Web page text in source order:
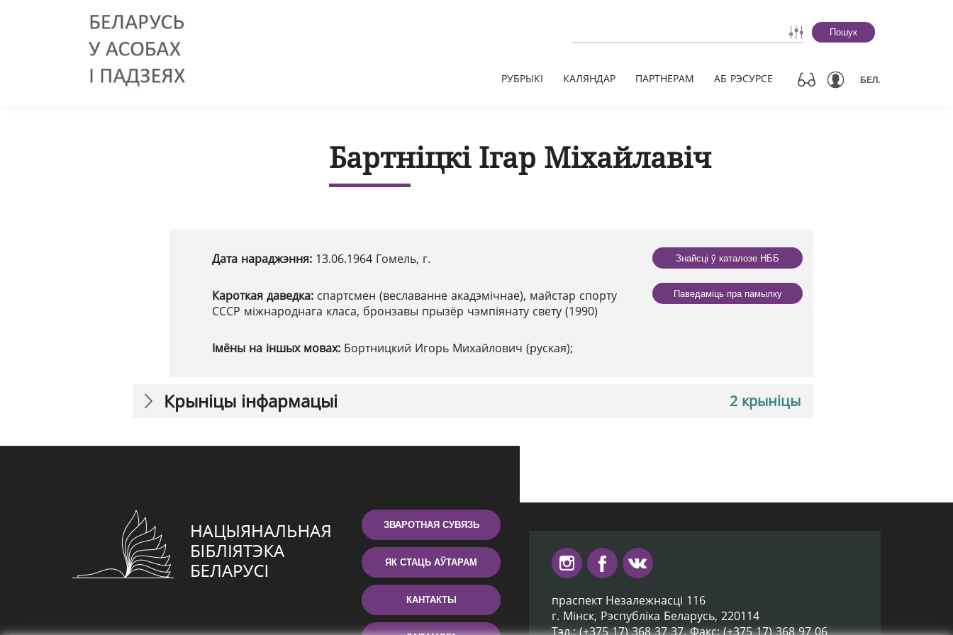
Пошук
РУБРЫКІ КАЛЯНДАР ПАРТНЁРАМ АБ РЭСУРСЕ БЕЛ.
Бартніцкі Ігар Міхайлавіч
Дата нараджэння: 13.06.1964 Гомель, г.
Кароткая даведка: спартсмен (веславанне акадэмічнае), майстар спорту
СССР міжнароднага класа, бронзавы прызёр чэмпіянату свету (1990)
Імёны на іншых мовах: Бортницкий Игорь Михайлович (руская);
Знайсці ў каталозе НББ
Паведаміць пра памылку
2 крыніцы
Крыніцы інфармацыі
ЗВАРОТНАЯ СУВЯЗЬ
ЯК СТАЦЬ АЎТАРАМ
КАНТАКТЫ
праспект Незалежнасці 116
г. Мiнск, Рэспубліка Беларусь, 220114
Тэл.: (+375 17) 368 37 37, Факс: (+375 17) 368 97 06